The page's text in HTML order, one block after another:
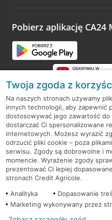
opinie.
Pobierz aplikację CA24
RODO
Regulamin serwisu
Mapa serwisu
PolitykaCookies
Twoja zgoda z
Na naszych stronach używamy
innych technologii, aby zapewnić
dostosowywać jego zawartość
dostarczać Ci spersonalizowane
internetowych. Możesz wyrazić
odrzucić pliki cookie – poza
serwisu. Zgody są dobrowolne i
momencie. Wyrażenie zgody
prezentować Ci lepiej
stronach Credit Agricole.
Analityka
Dopasowanie
Marketing wykonywany przez